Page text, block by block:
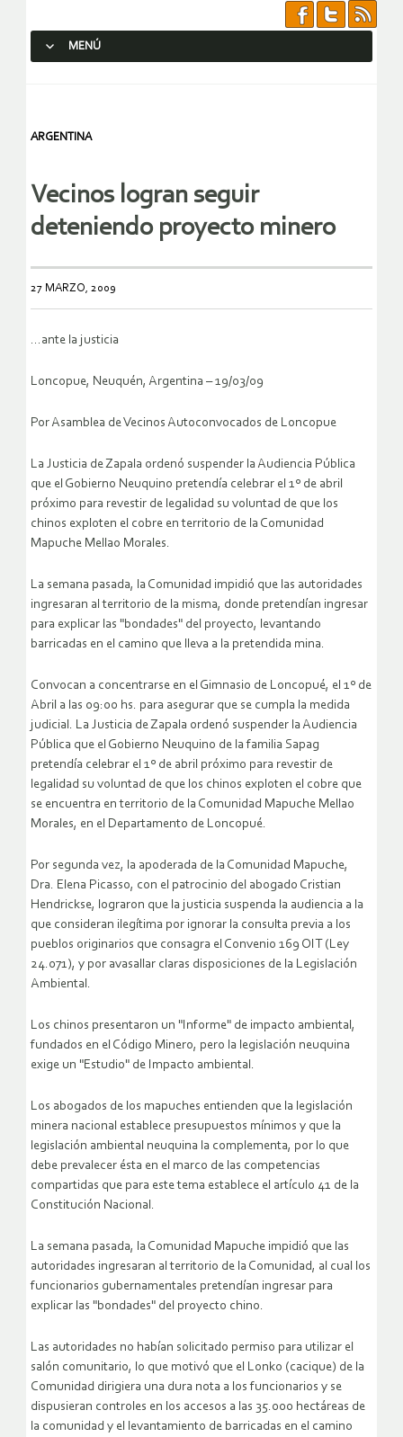
MENÚ
ARGENTINA
Vecinos logran seguir
deteniendo proyecto minero
27 MARZO, 2009
…ante la justicia
Loncopue, Neuquén, Argentina – 19/03/09
Por Asamblea de Vecinos Autoconvocados de Loncopue
La Justicia de Zapala ordenó suspender la Audiencia Pública
que el Gobierno Neuquino pretendía celebrar el 1º de abril
próximo para revestir de legalidad su voluntad de que los
chinos exploten el cobre en territorio de la Comunidad
Mapuche Mellao Morales.
La semana pasada, la Comunidad impidió que las autoridades
ingresaran al territorio de la misma, donde pretendían ingresar
para explicar las "bondades" del proyecto, levantando
barricadas en el camino que lleva a la pretendida mina.
Convocan a concentrarse en el Gimnasio de Loncopué, el 1º de
Abril a las 09:00 hs. para asegurar que se cumpla la medida
judicial. La Justicia de Zapala ordenó suspender la Audiencia
Pública que el Gobierno Neuquino de la familia Sapag
pretendía celebrar el 1º de abril próximo para revestir de
legalidad su voluntad de que los chinos exploten el cobre que
se encuentra en territorio de la Comunidad Mapuche Mellao
Morales, en el Departamento de Loncopué.
Por segunda vez, la apoderada de la Comunidad Mapuche,
Dra. Elena Picasso, con el patrocinio del abogado Cristian
Hendrickse, lograron que la justicia suspenda la audiencia a la
que consideran ilegítima por ignorar la consulta previa a los
pueblos originarios que consagra el Convenio 169 OIT (Ley
24.071), y por avasallar claras disposiciones de la Legislación
Ambiental.
Los chinos presentaron un "Informe" de impacto ambiental,
fundados en el Código Minero, pero la legislación neuquina
exige un "Estudio" de Impacto ambiental.
Los abogados de los mapuches entienden que la legislación
minera nacional establece presupuestos mínimos y que la
legislación ambiental neuquina la complementa, por lo que
debe prevalecer ésta en el marco de las competencias
compartidas que para este tema establece el artículo 41 de la
Constitución Nacional.
La semana pasada, la Comunidad Mapuche impidió que las
autoridades ingresaran al territorio de la Comunidad, al cual los
funcionarios gubernamentales pretendían ingresar para
explicar las "bondades" del proyecto chino.
Las autoridades no habían solicitado permiso para utilizar el
salón comunitario, lo que motivó que el Lonko (cacique) de la
Comunidad dirigiera una dura nota a los funcionarios y se
dispusieran controles en los accesos a las 35.000 hectáreas de
la comunidad y el levantamiento de barricadas en el camino